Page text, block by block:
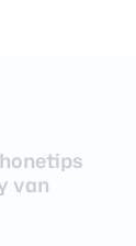
van